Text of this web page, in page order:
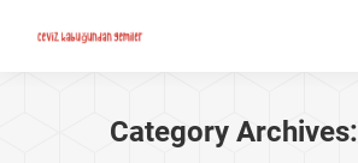
Category Archives: